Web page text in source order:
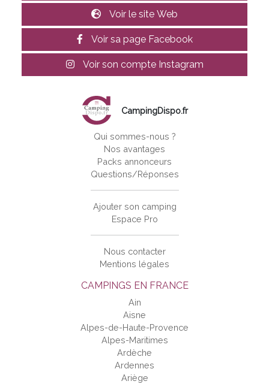
Voir le site Web
Voir sa page Facebook
Voir son compte Instagram
CAMPINGS EN FRANCE
Ain
Aisne
Alpes-de-Haute-Provence
Alpes-Maritimes
Ardèche
Ardennes
Ariège
CampingDispo.fr
Qui sommes-nous ?
Nos avantages
Packs annonceurs
Questions/Réponses
Ajouter son camping
Espace Pro
Nous contacter
Mentions légales